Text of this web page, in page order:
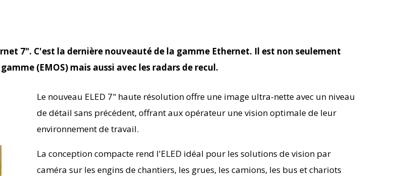
7". C'est la dernière nouveauté de la gamme Ethernet. Il est non seulement
(EMOS) mais aussi avec les radars de recul.
Le nouveau ELED 7" haute résolution offre une image ultra-nette avec un niveau
de détail sans précédent, offrant aux opérateur une vision optimale de leur
environnement de travail.
La conception compacte rend l'ELED idéal pour les solutions de vision par
caméra sur les engins de chantiers, les grues, les camions, les bus et chariots